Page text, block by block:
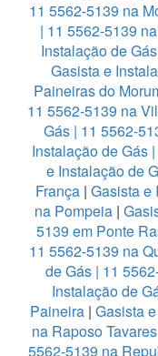
11 5562-5139 na
| 11 5562-5139
Instalação de
Gasista e
Paineiras do
11 5562-5139 na
Gás | 11 5562-
Instalação de Gás
e Instalação de
França | Gasista e
na Pompeia |
5139 em Ponte
11 5562-5139 na
de Gás | 11
Instalação de
Paineira | Gasista
na Raposo Tavares
5562-5139 na